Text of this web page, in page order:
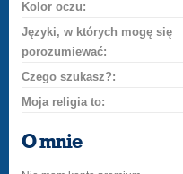
Kolor oczu:
Języki, w których mogę się
porozumiewać:
Czego szukasz?:
Moja religia to:
O mnie